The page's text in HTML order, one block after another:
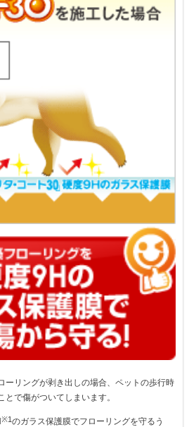
ーリングが剥き出しの場合、ペットの歩行時
で傷がついてしまいます。
※1のガラス保護膜でフローリングを守るう